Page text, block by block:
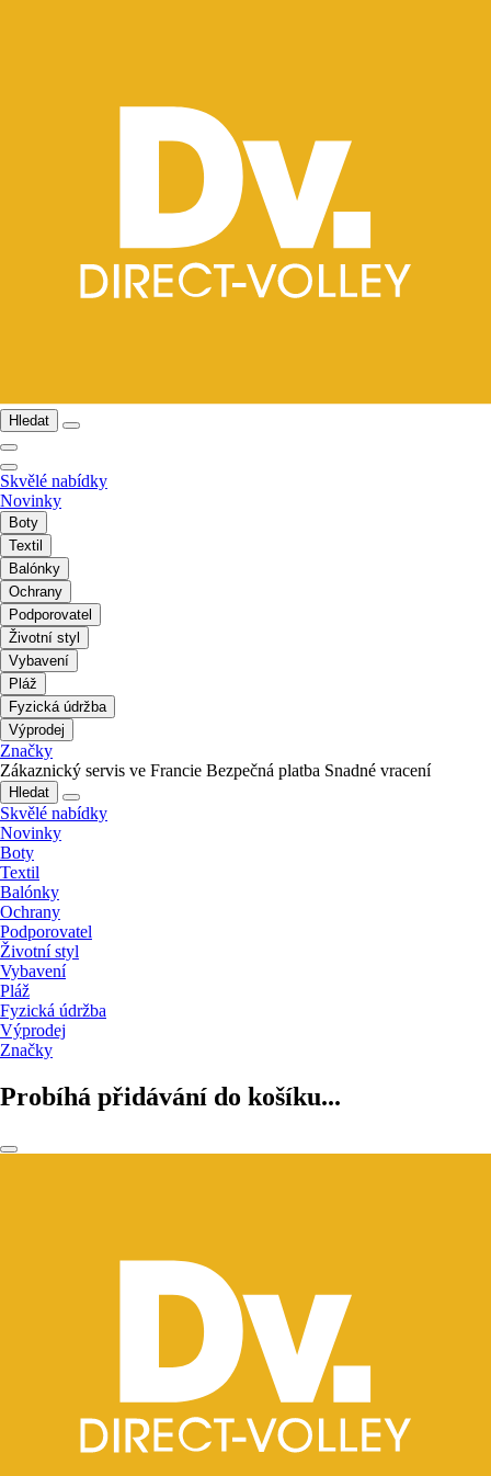
Hledat
Skvělé nabídky
Novinky
Boty
Textil
Balónky
Ochrany
Podporovatel
Životní styl
Vybavení
Pláž
Fyzická údržba
Výprodej
Značky
Zákaznický servis ve Francie Bezpečná platba Snadné vracení
Hledat
Skvělé nabídky
Novinky
Boty
Textil
Balónky
Ochrany
Podporovatel
Životní styl
Vybavení
Pláž
Fyzická údržba
Výprodej
Značky
Probíhá přidávání do košíku...